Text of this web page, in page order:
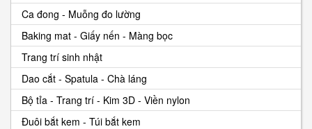
Ca đong - Muỗng đo lường
Baking mat - Giấy nến - Màng bọc
Trang trí sinh nhật
Dao cắt - Spatula - Chà láng
Bộ tỉa - Trang trí - Kim 3D - Viền nylon
Đuôi bắt kem - Túi bắt kem